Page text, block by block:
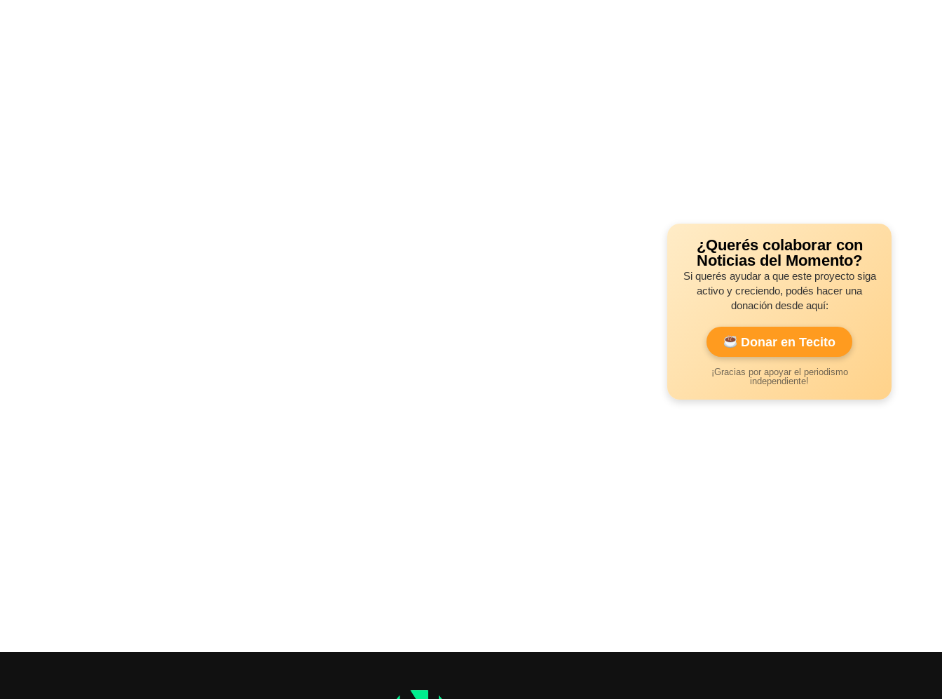
¿Querés colaborar con
Noticias del Momento?
Si querés ayudar a que este proyecto siga
activo y creciendo, podés hacer una
donación desde aquí:
Donar en Tecito
¡Gracias por apoyar el periodismo
independiente!